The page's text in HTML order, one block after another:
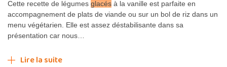
Cette recette de légumes glacés à la vanille est parfaite en
accompagnement de plats de viande ou sur un bol de riz dans un
menu végétarien. Elle est assez déstabilisante dans sa
présentation car nous…
Lire la suite